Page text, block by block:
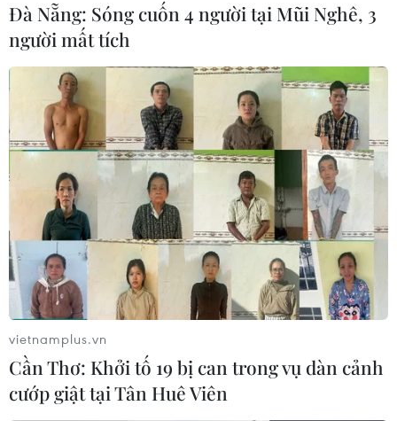
Đà Nẵng: Sóng cuốn 4 người tại Mũi Nghê, 3
người mất tích
vietnamplus.vn
Cần Thơ: Khởi tố 19 bị can trong vụ dàn cảnh
cướp giật tại Tân Huê Viên